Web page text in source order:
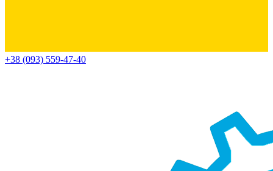
+38 (093) 559-47-40